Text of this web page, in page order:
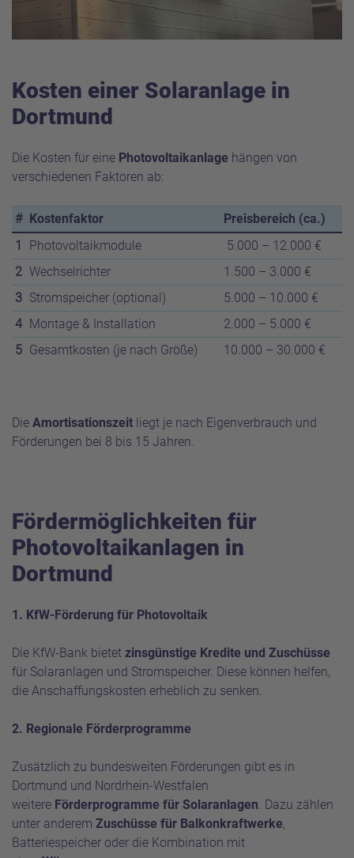
Kosten einer Solaranlage in
Dortmund
Die Kosten für eine Photovoltaikanlage hängen von
verschiedenen Faktoren ab:
# Kostenfaktor
Preisbereich (ca.)
1
Photovoltaikmodule
5.000 – 12.000 €
2 Wechselrichter
1.500 – 3.000 €
3 Stromspeicher (optional)
5.000 – 10.000 €
4 Montage & Installation
2.000 – 5.000 €
5 Gesamtkosten (je nach Größe) 10.000 – 30.000 €
Die Amortisationszeit liegt je nach Eigenverbrauch und
Förderungen bei 8 bis 15 Jahren.
Fördermöglichkeiten für
Photovoltaikanlagen in
Dortmund
1. KfW-Förderung für Photovoltaik
Die KfW-Bank bietet zinsgünstige Kredite und Zuschüsse
für Solaranlagen und Stromspeicher. Diese können helfen,
die Anschaffungskosten erheblich zu senken.
2. Regionale Förderprogramme
Zusätzlich zu bundesweiten Förderungen gibt es in
Dortmund und Nordrhein-Westfalen
weitere Förderprogramme für Solaranlagen. Dazu zählen
unter anderem Zuschüsse für Balkonkraftwerke,
Batteriespeicher oder die Kombination mit